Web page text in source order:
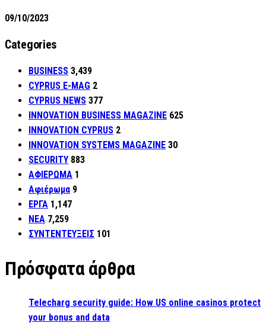
09/10/2023
Categories
BUSINESS 3,439
CYPRUS E-MAG 2
CYPRUS NEWS 377
INNOVATION BUSINESS MAGAZINE 625
INNOVATION CYPRUS 2
INNOVATION SYSTEMS MAGAZINE 30
SECURITY 883
ΑΦΙΕΡΩΜΑ 1
Αφιέρωμα 9
ΕΡΓΑ 1,147
ΝΕΑ 7,259
ΣΥΝΤΕΝΤΕΥΞΕΙΣ 101
Πρόσφατα άρθρα
Telecharg security guide: How US online casinos protect
your bonus and data